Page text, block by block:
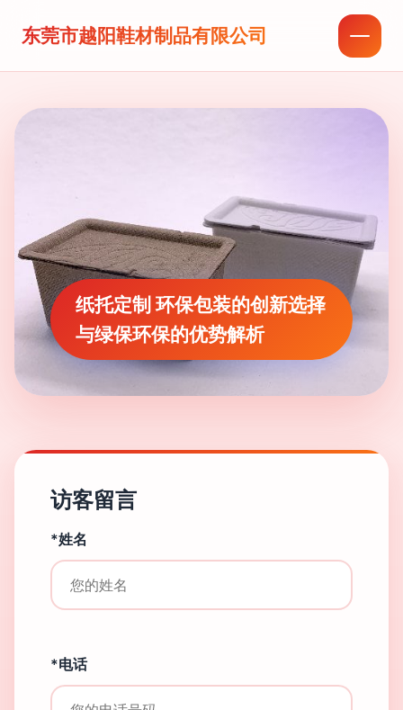
东莞市越阳鞋材制品有限公司
纸托定制 环保包装的创新选择
与绿保环保的优势解析
访客留言
*姓名
*电话